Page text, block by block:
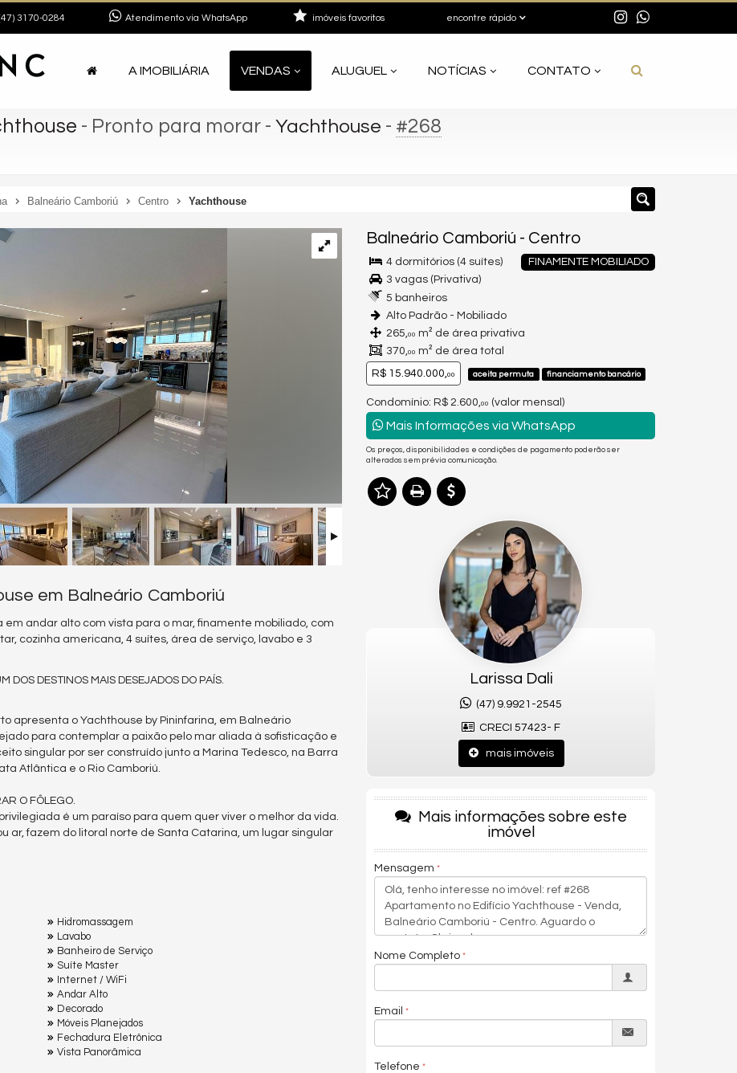
3170-0284 Atendimento via WhatsApp encontre rápido
imóveis favoritos
A IMOBILIÁRIA VENDAS ALUGUEL NOTÍCIAS CONTATO
- Pronto para morar - Yachthouse - #268
Balneário Camboriú Centro Yachthouse
em Balneário Camboriú
em andar alto com vista para o mar, finamente mobiliado, com
cozinha americana, 4 suítes, área de serviço, lavabo e 3
DOS DESTINOS MAIS DESEJADOS DO PAÍS.
apresenta o Yachthouse by Pininfarina, em Balneário
para contemplar a paixão pelo mar aliada à sofisticação e
singular por ser construído junto a Marina Tedesco, na Barra
Atlântica e o Rio Camboriú.
O FÔLEGO.
é um paraíso para quem quer viver o melhor da vida.
ar, fazem do litoral norte de Santa Catarina, um lugar singular
Hidromassagem
Lavabo
Banheiro de Serviço
Suíte Master
Internet / WiFi
Andar Alto
Decorado
Móveis Planejados
Fechadura Eletrônica
Vista Panorâmica
Balneário Camboriú - Centro
FINAMENTE MOBILIADO
4 dormitórios (4 suítes)
3 vagas (Privativa)
5 banheiros
Alto Padrão - Mobiliado
265,00 m² de área privativa
370,00 m² de área total
R$ 15.940.000,00 aceita permuta financiamento bancário
Condomínio: R$ 2.600, 00 (valor mensal)
Mais Informações via WhatsApp
Os preços, disponibilidades e condições de pagamento poderão ser
alterados sem prévia comunicação.
Larissa Dali
(47) 9.9921-2545
CRECI 57423- F
mais imóveis
Mais informações sobre este
imóvel
Mensagem
Nome Completo
Email
Telefone